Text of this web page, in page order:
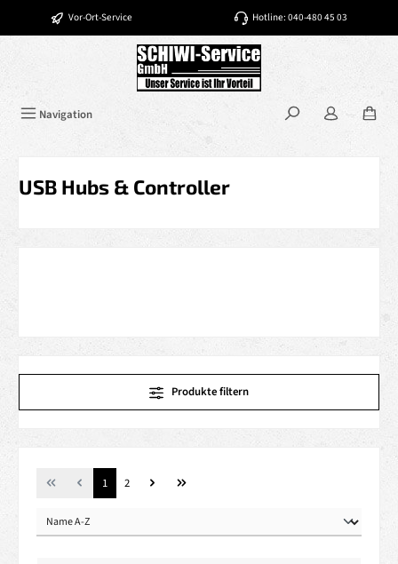
Zum Hauptinhalt springen
Vor-Ort-Service Hotline: 040-480 45 03
Navigation
USB Hubs & Controller
Produkte filtern
Seite
1 Seite
2